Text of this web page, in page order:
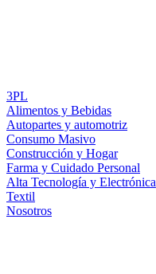
3PL
Alimentos y Bebidas
Autopartes y automotriz
Consumo Masivo
Construcción y Hogar
Farma y Cuidado Personal
Alta Tecnología y Electrónica
Textil
Nosotros